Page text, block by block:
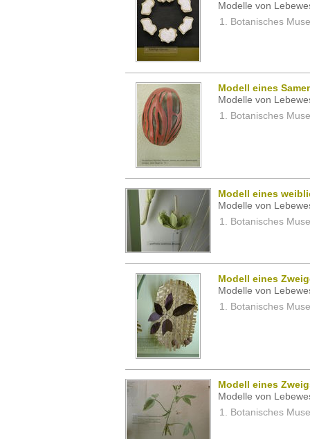
Modelle von
Botanisches
Modell eines
Modelle von
Botanisches
Modell eines
Modelle von
Botanisches
Modell eines
Modelle von
Botanisches
Modell eines
Modelle von
Botanisches